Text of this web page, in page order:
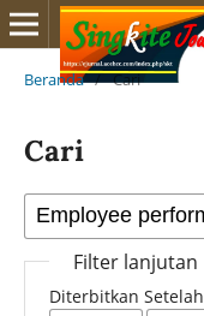
Beranda / Cari
Cari
Filter lanjutan
Diterbitkan Setelah